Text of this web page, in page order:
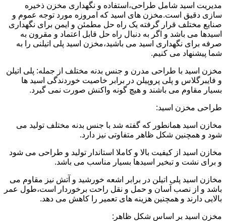
مدیریت اسید شامل طراحی،استفاده و نگهداری مخزن ذخیره
سازی دقیق است.مخزن های اسید که امروزه مورد توجه عموم و
صنایع مختلف قرار گرفته یک راه حل مطمئن و ایمن برای نگهداری
اسیدها می باشد و اگر به دنبال راه حل قابل اعتماد و مقرون به
صرفه برای نگهداری اسید می باشید،مخزن اسید پلی اتیلنی را به
شما پیشنهاد می کنیم.
مخزن اسید با طراحی مدرن و جنس بدنه مختلف از جمله: پلی اتیلن
و فایبرگلاس و پلی پروپیلن در برابر خاصیت خوردندگی اسید ها
بسیار مقاوم می باشند و هیچ گونه واکنش صورت نمی گیرد.
طراحی مخزن اسید:
مخازن اسید همانطور که گفته شد با جنس بدنه مختلف تولید می
شود و همچنین شکل ظاهر متفاوتی نیز دارد.
مخازن اسید از کیفیت بالا و کاملا استاندار تولید و طراحی می شود
و برای نشت و تبخیر اسیدها بسیار مناسب می باشد.
مخازن اسید پلی اتیلن در برابر اشعه خورشید و آتش نیز مقاوم می
باشد و از نصب آسان و حمل و نقل راحت برخوردار است،طول عمر
بالایی دارند و همچنین هزینه های تعمیر را کاهش می دهد.
مخزن اسید بر اساس شکل ظاهر: